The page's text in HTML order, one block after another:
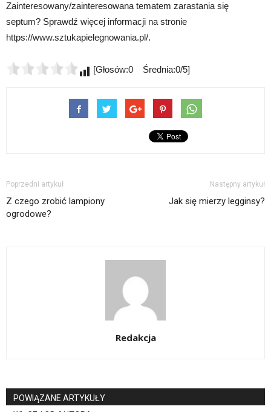
Zainteresowany/zainteresowana tematem zarastania się
septum? Sprawdź więcej informacji na stronie
https://www.sztukapielegnowania.pl/.
[Głosów:0 Średnia:0/5]
Poprzedni artykuł
Z czego zrobić lampiony
ogrodowe?
Następny artykuł
Jak się mierzy legginsy?
Redakcja
POWIĄZANE ARTYKUŁY